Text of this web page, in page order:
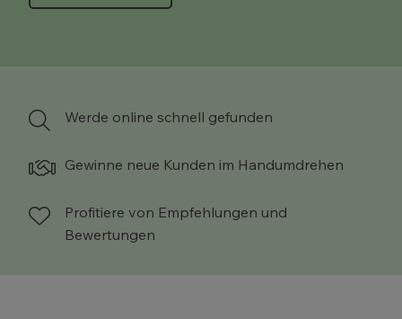
Werde online schnell gefunden
Gewinne neue Kunden im Handumdrehen
Profitiere von Empfehlungen und
Bewertungen